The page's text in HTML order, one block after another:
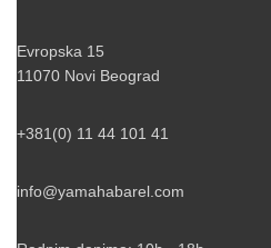
Evropska 15
11070 Novi Beograd
+381(0) 11 44 101 41
info@yamahabarel.com